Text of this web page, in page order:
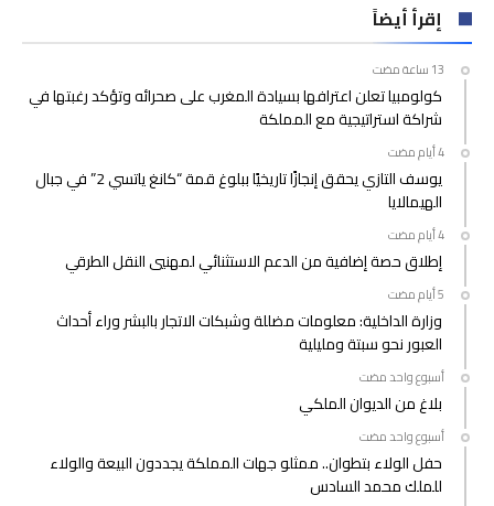
إقرأ أيضاً
كولومبيا تعلن اعترافها بسيادة المغرب على صحرائه وتؤكد رغبتها في
شراكة استراتيجية مع المملكة
يوسف التازي يحقق إنجازًا تاريخيًا ببلوغ قمة “كانغ ياتسي 2” في جبال
الهيمالايا
إطلاق حصة إضافية من الدعم الاستثنائي لمهنيي النقل الطرقي
وزارة الداخلية: معلومات مضللة وشبكات الاتجار بالبشر وراء أحداث
العبور نحو سبتة ومليلية
‫‫‫‏‫أسبوع واحد مضت‬
بلاغ من الديوان الملكي
‫‫‫‏‫أسبوع واحد مضت‬
حفل الولاء بتطوان.. ممثلو جهات المملكة يجددون البيعة والولاء
للملك محمد السادس